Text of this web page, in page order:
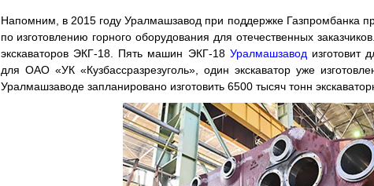
Напомним, в 2015 году Уралмашзавод при поддержке Газпромбанка
по изготовлению горного оборудования для отечественных
экскаваторов ЭКГ-18. Пять машин ЭКГ-18 Уралмашзавод изготовит
для ОАО «УК «Кузбассразрезуголь», один экскаватор уже
Уралмашзаводе запланировано изготовить 6500 тысяч тонн